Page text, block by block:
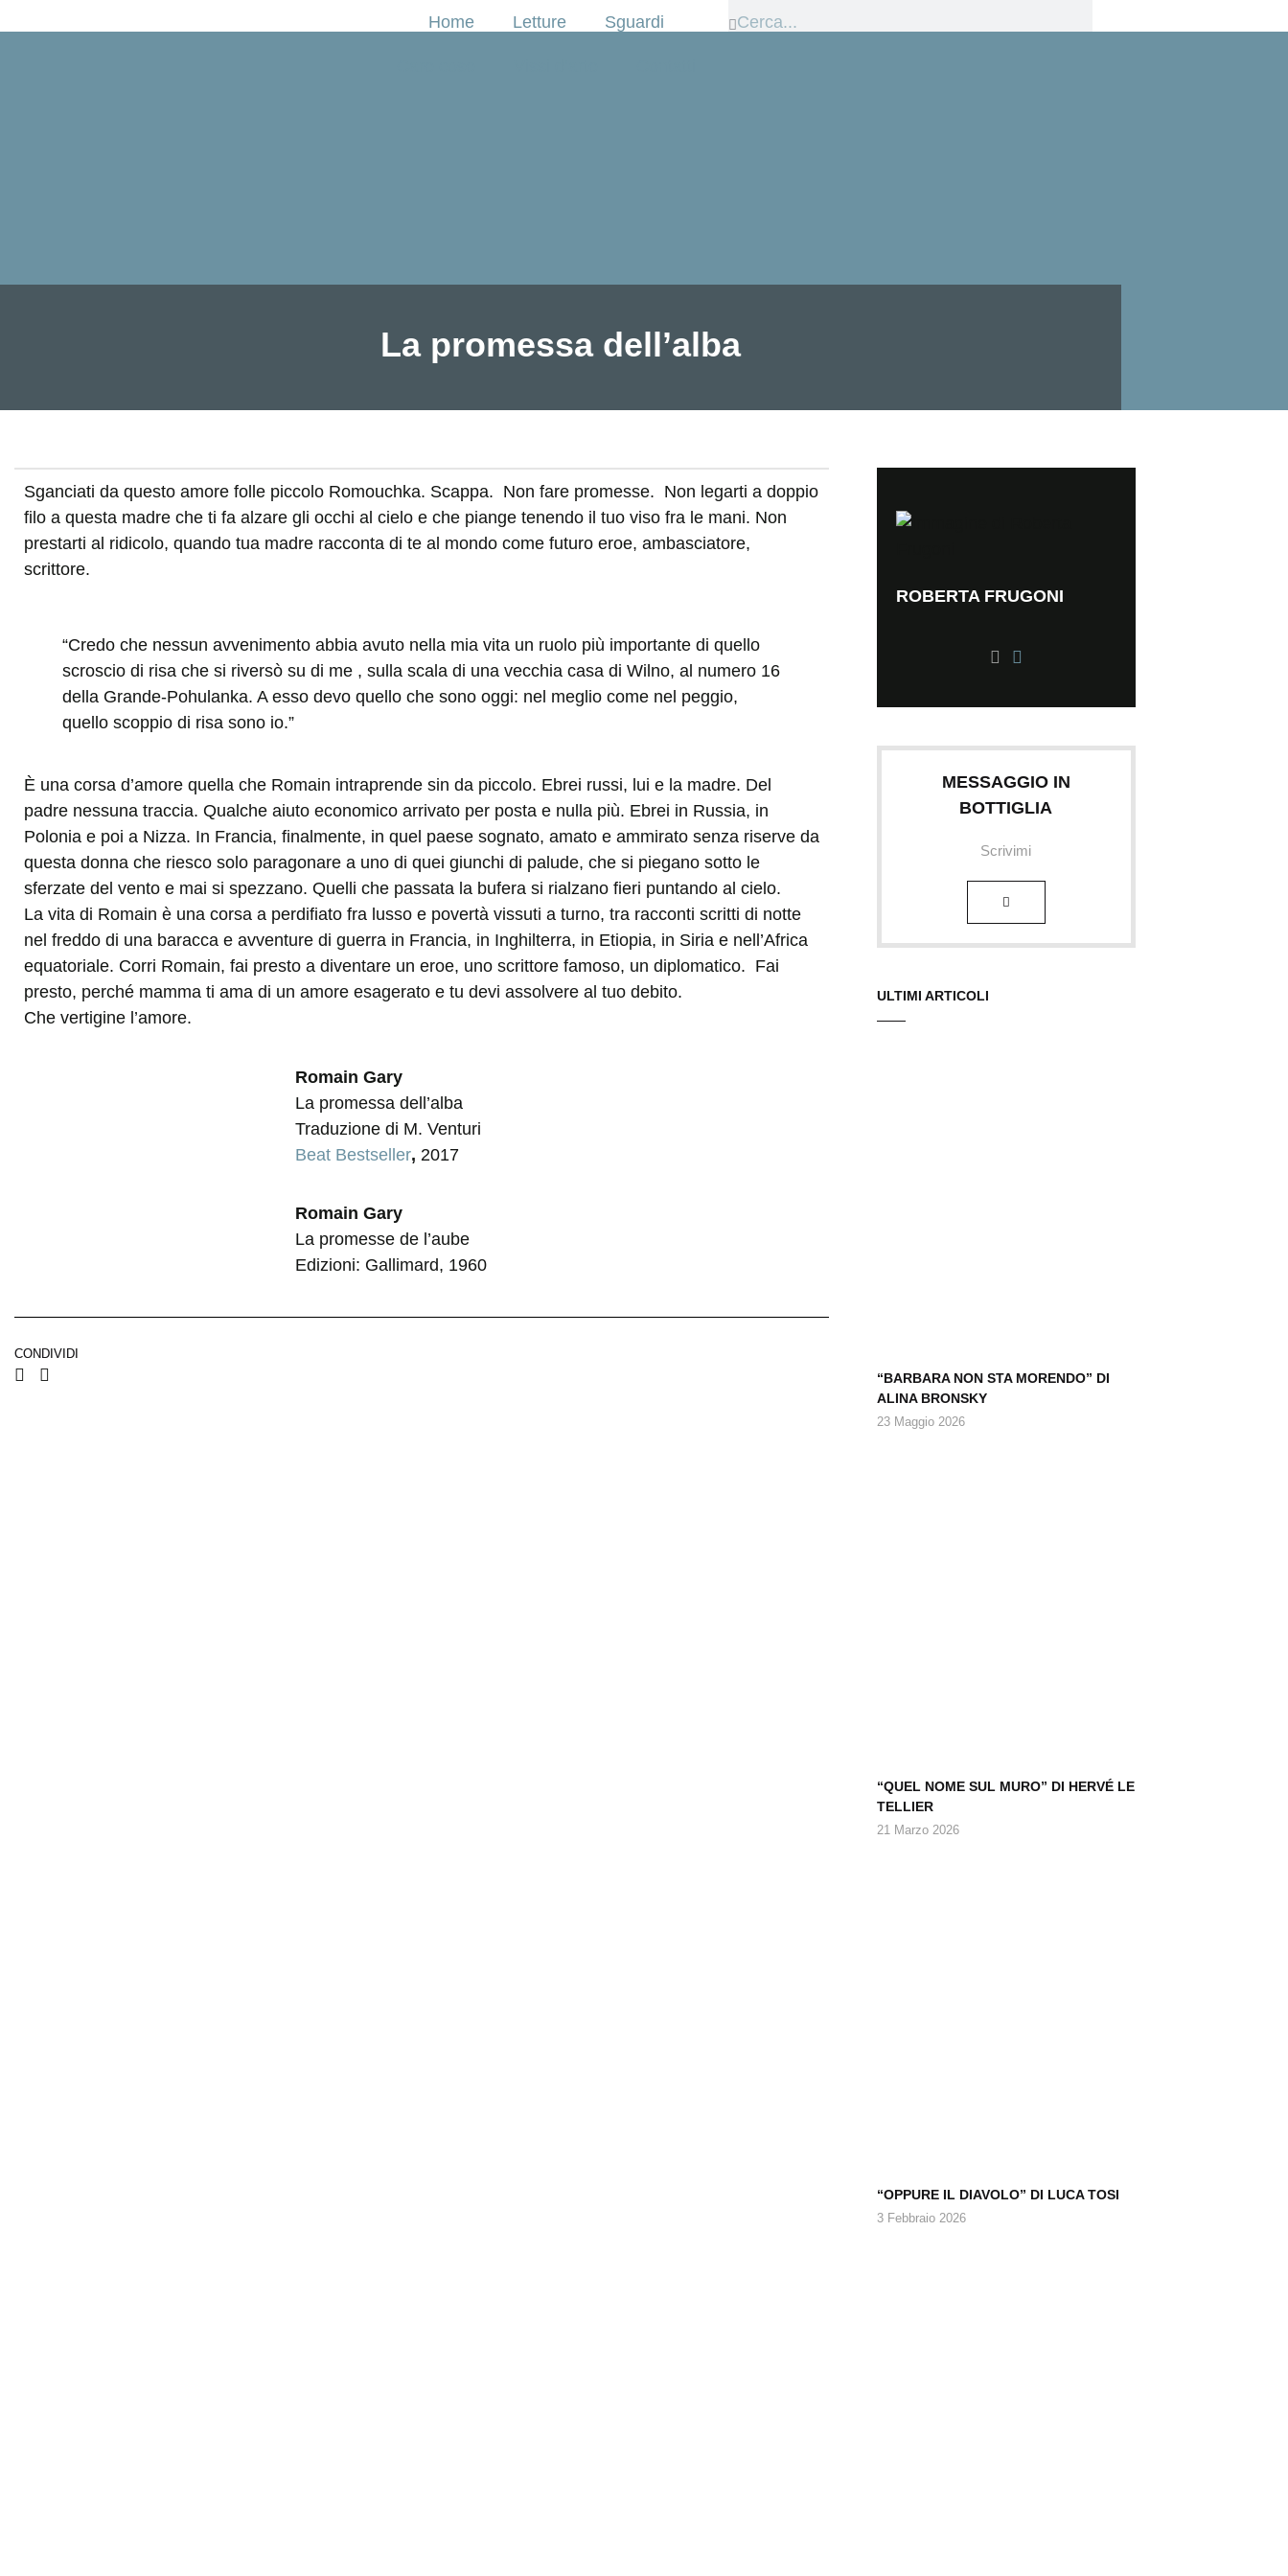
Home Letture Sguardi
La promessa dell’alba
Sganciati da questo amore folle piccolo Romouchka. Scappa. Non fare promesse. Non legarti a doppio
filo a questa madre che ti fa alzare gli occhi al cielo e che piange tenendo il tuo viso fra le mani. Non
prestarti al ridicolo, quando tua madre racconta di te al mondo come futuro eroe, ambasciatore,
scrittore.
“Credo che nessun avvenimento abbia avuto nella mia vita un ruolo più importante di quello
scroscio di risa che si riversò su di me , sulla scala di una vecchia casa di Wilno, al numero 16
della Grande-Pohulanka. A esso devo quello che sono oggi: nel meglio come nel peggio,
quello scoppio di risa sono io.”
È una corsa d’amore quella che Romain intraprende sin da piccolo. Ebrei russi, lui e la madre. Del
padre nessuna traccia. Qualche aiuto economico arrivato per posta e nulla più. Ebrei in Russia, in
Polonia e poi a Nizza. In Francia, finalmente, in quel paese sognato, amato e ammirato senza riserve da
questa donna che riesco solo paragonare a uno di quei giunchi di palude, che si piegano sotto le
sferzate del vento e mai si spezzano. Quelli che passata la bufera si rialzano fieri puntando al cielo.
La vita di Romain è una corsa a perdifiato fra lusso e povertà vissuti a turno, tra racconti scritti di notte
nel freddo di una baracca e avventure di guerra in Francia, in Inghilterra, in Etiopia, in Siria e nell’Africa
equatoriale. Corri Romain, fai presto a diventare un eroe, uno scrittore famoso, un diplomatico. Fai
presto, perché mamma ti ama di un amore esagerato e tu devi assolvere al tuo debito.
Che vertigine l’amore.
Romain Gary
La promessa dell’alba
Traduzione di M. Venturi
Beat Bestseller, 2017
Romain Gary
La promesse de l’aube
Edizioni: Gallimard, 1960
CONDIVIDI
ROBERTA FRUGONI
MESSAGGIO IN
BOTTIGLIA
Scrivimi
ULTIMI ARTICOLI
“BARBARA NON STA MORENDO” DI
ALINA BRONSKY
23 Maggio 2026
“QUEL NOME SUL MURO” DI HERVÉ LE
TELLIER
21 Marzo 2026
“OPPURE IL DIAVOLO” DI LUCA TOSI
3 Febbraio 2026